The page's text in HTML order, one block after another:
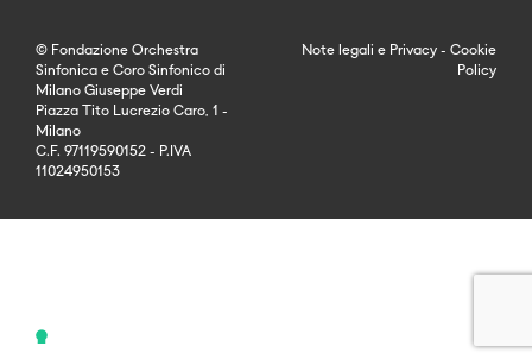
© Fondazione Orchestra
Sinfonica e Coro Sinfonico di
Milano Giuseppe Verdi
Piazza Tito Lucrezio Caro, 1 -
Milano
C.F. 97119590152 - P.IVA
11024950153
Note legali e Privacy - Cookie
Policy